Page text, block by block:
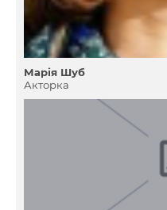
Марія Шуб
Акторка